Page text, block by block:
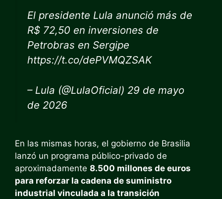
El presidente Lula anunció más de
R$ 72,50 en inversiones de
Petrobras en Sergipe
https://t.co/dePVMQZSAK
– Lula (@LulaOficial) 29 de mayo
de 2026
En las mismas horas, el gobierno de Brasilia
lanzó un programa público-privado de
aproximadamente 8.500 millones de euros
para reforzar la cadena de suministro
industrial vinculada a la transición